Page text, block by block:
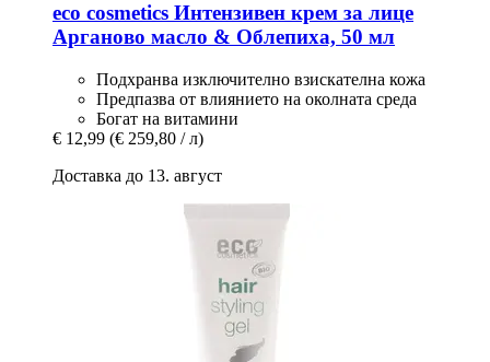
eco cosmetics Интензивен крем за лице
Арганово масло & Облепиха, 50 мл
Подхранва изключително взискателна кожа
Предпазва от влиянието на околната среда
Богат на витамини
€ 12,99 (€ 259,80 / л)
Доставка до 13. август